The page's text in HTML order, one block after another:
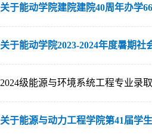
关于能动学院建院建院40周年办学
关于能动学院2023-2024年度暑期
2024级能源与环境系统工程专业录
关于能源与动力工程学院第41届学